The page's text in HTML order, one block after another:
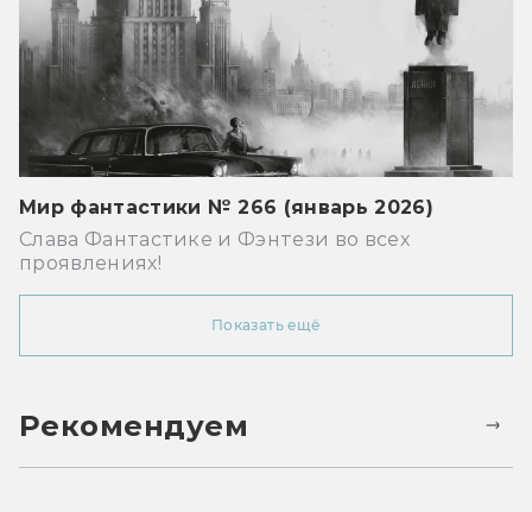
Мир фантастики № 266 (январь 2026)
Слава Фантастике и Фэнтези во всех
проявлениях!
Показать ещё
Рекомендуем